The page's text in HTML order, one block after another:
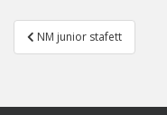
Post
navigation
NM junior stafett